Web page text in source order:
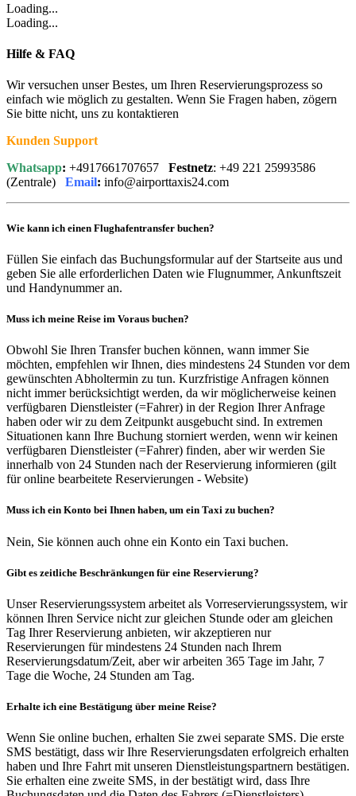
Loading...
Loading...
Hilfe & FAQ
Wir versuchen unser Bestes, um Ihren Reservierungsprozess so
einfach wie möglich zu gestalten. Wenn Sie Fragen haben, zögern
Sie bitte nicht, uns zu kontaktieren
Kunden Support
Whatsapp: +4917661707657 Festnetz: +49 221 25993586
(Zentrale) Email: info@airporttaxis24.com
Wie kann ich einen Flughafentransfer buchen?
Füllen Sie einfach das Buchungsformular auf der Startseite aus und
geben Sie alle erforderlichen Daten wie Flugnummer, Ankunftszeit
und Handynummer an.
Muss ich meine Reise im Voraus buchen?
Obwohl Sie Ihren Transfer buchen können, wann immer Sie
möchten, empfehlen wir Ihnen, dies mindestens 24 Stunden vor dem
gewünschten Abholtermin zu tun. Kurzfristige Anfragen können
nicht immer berücksichtigt werden, da wir möglicherweise keinen
verfügbaren Dienstleister (=Fahrer) in der Region Ihrer Anfrage
haben oder wir zu dem Zeitpunkt ausgebucht sind. In extremen
Situationen kann Ihre Buchung storniert werden, wenn wir keinen
verfügbaren Dienstleister (=Fahrer) finden, aber wir werden Sie
innerhalb von 24 Stunden nach der Reservierung informieren (gilt
für online bearbeitete Reservierungen - Website)
Muss ich ein Konto bei Ihnen haben, um ein Taxi zu buchen?
Nein, Sie können auch ohne ein Konto ein Taxi buchen.
Gibt es zeitliche Beschränkungen für eine Reservierung?
Unser Reservierungssystem arbeitet als Vorreservierungssystem, wir
können Ihren Service nicht zur gleichen Stunde oder am gleichen
Tag Ihrer Reservierung anbieten, wir akzeptieren nur
Reservierungen für mindestens 24 Stunden nach Ihrem
Reservierungsdatum/Zeit, aber wir arbeiten 365 Tage im Jahr, 7
Tage die Woche, 24 Stunden am Tag.
Erhalte ich eine Bestätigung über meine Reise?
Wenn Sie online buchen, erhalten Sie zwei separate SMS. Die erste
SMS bestätigt, dass wir Ihre Reservierungsdaten erfolgreich erhalten
haben und Ihre Fahrt mit unseren Dienstleistungspartnern bestätigen.
Sie erhalten eine zweite SMS, in der bestätigt wird, dass Ihre